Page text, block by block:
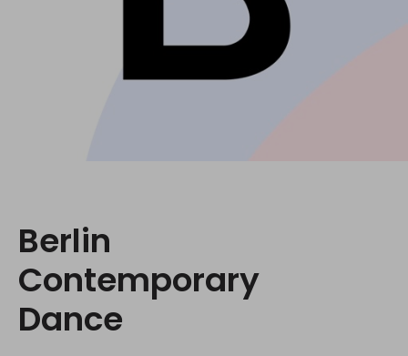
Berlin
Contemporary
Dance
Latviski
По-русски